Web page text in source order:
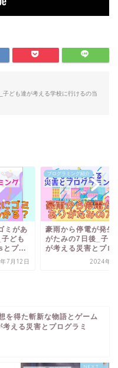
ども達が考える学校に行けるの当
ミがあ
ども
とプ...
7月12日
プログラミング紹介
豪雨から停電が発生
がたみの7日後_子ど
が考える災害とプロ
2024年8
を得た斬新な物語とゲーム
考える災害とプログラミ